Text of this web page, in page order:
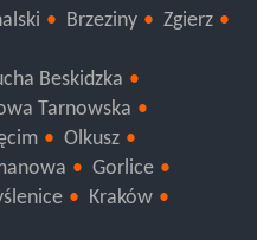
Opoczno
Beskidzka
Tarnowska
Olkusz
Gorlice